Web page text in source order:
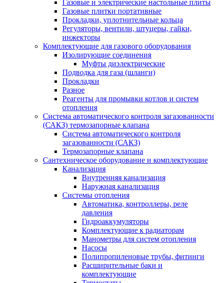
Газовые и электрические настольные плиты
Газовые плитки портативные
Прокладки, уплотнительные кольца
Регуляторы, вентили, штуцеры, гайки,
инжекторы
Комплектующие для газового оборудования
Изолирующие соединения
Муфты диэлектрические
Подводка для газа (шланги)
Прокладки
Разное
Реагенты для промывки котлов и систем
отопления
Система автоматического контроля загазованности
(САКЗ) термозапорные клапана
Система автоматического контроля
загазованности (САКЗ)
Термозапорные клапана
Сантехническое оборудование и комплектующие
Канализация
Внутренняя канализация
Наружная канализация
Системы отопления
Автоматика, контроллеры, реле
давления
Гидроаккумуляторы
Комплектующие к радиаторам
Манометры для систем отопления
Насосы
Полипропиленовые трубы, фитинги
Расширительные баки и
комплектующие